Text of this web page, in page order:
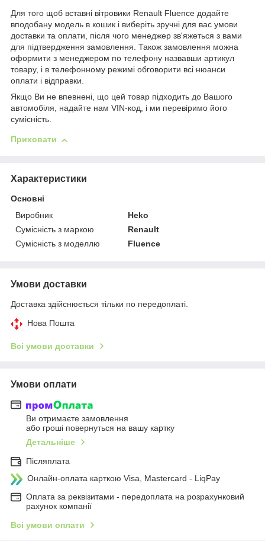
Для того щоб вставні вітровики Renault Fluence додайте
вподобану модель в кошик і виберіть зручні для вас умови
доставки та оплати, після чого менеджер зв'яжеться з вами
для підтвердження замовлення. Також замовлення можна
оформити з менеджером по телефону назвавши артикул
товару, і в телефонному режимі обговорити всі нюанси
оплати і відправки.
Якщо Ви не впевнені, що цей товар підходить до Вашого
автомобіля, надайте нам VIN-код, і ми перевіримо його
сумісність.
Приховати
Характеристики
Основні
Виробник
Heko
Сумісність з маркою
Renault
Сумісність з моделлю
Fluence
Умови доставки
Доставка здійснюється тільки по передоплаті.
Нова Пошта
Всі умови доставки
Умови оплати
Ви отримаєте замовлення
або гроші повернуться на вашу картку
Детальніше
Післяплата
Онлайн-оплата карткою Visa, Mastercard - LiqPay
Оплата за реквізитами - передоплата на розрахунковий
рахунок компанії
Всі умови оплати